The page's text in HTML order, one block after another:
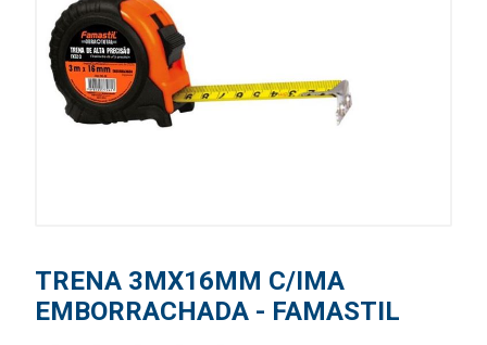
TRENA 3MX16MM C/IMA
EMBORRACHADA - FAMASTIL